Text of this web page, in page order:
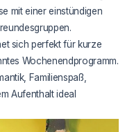
mit einer einstündigen
sich perfekt für kurze
Wochenendprogramm.
Familienspaß,
Aufenthalt ideal